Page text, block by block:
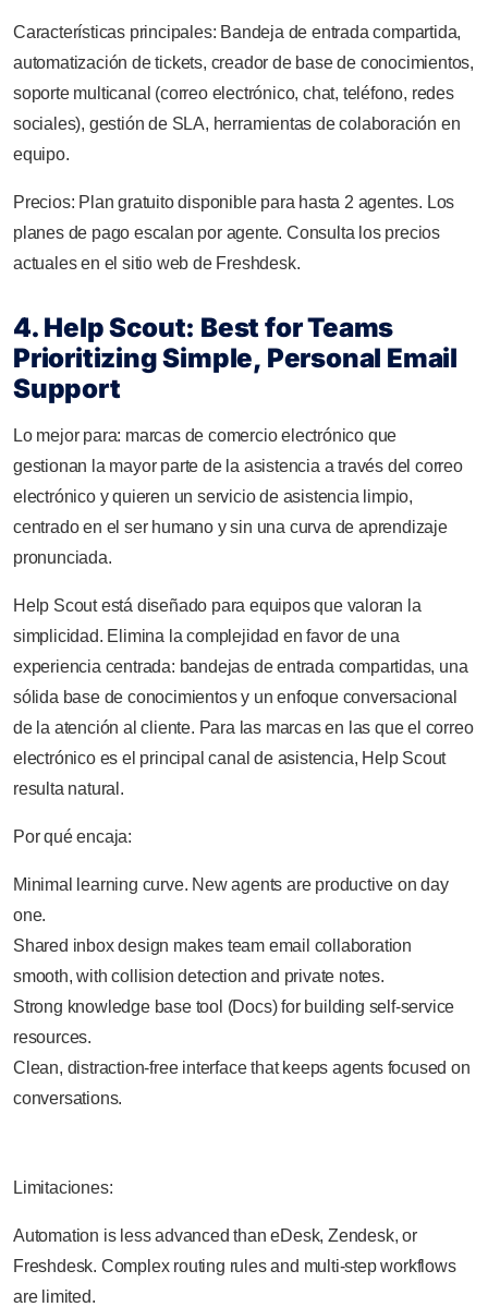
Características principales: Bandeja de entrada compartida,
automatización de tickets, creador de base de conocimientos,
soporte multicanal (correo electrónico, chat, teléfono, redes
sociales), gestión de SLA, herramientas de colaboración en
equipo.
Precios: Plan gratuito disponible para hasta 2 agentes. Los
planes de pago escalan por agente. Consulta los precios
actuales en el sitio web de Freshdesk.
4. Help Scout: Best for Teams
Prioritizing Simple, Personal Email
Support
Lo mejor para: marcas de comercio electrónico que
gestionan la mayor parte de la asistencia a través del correo
electrónico y quieren un servicio de asistencia limpio,
centrado en el ser humano y sin una curva de aprendizaje
pronunciada.
Help Scout está diseñado para equipos que valoran la
simplicidad. Elimina la complejidad en favor de una
experiencia centrada: bandejas de entrada compartidas, una
sólida base de conocimientos y un enfoque conversacional
de la atención al cliente. Para las marcas en las que el correo
electrónico es el principal canal de asistencia, Help Scout
resulta natural.
Por qué encaja:
Minimal learning curve. New agents are productive on day
one.
Shared inbox design makes team email collaboration
smooth, with collision detection and private notes.
Strong knowledge base tool (Docs) for building self-service
resources.
Clean, distraction-free interface that keeps agents focused on
conversations.
Limitaciones:
Automation is less advanced than eDesk, Zendesk, or
Freshdesk. Complex routing rules and multi-step workflows
are limited.